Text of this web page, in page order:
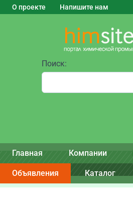
О проекте Напишите нам
Поиск:
Главная Компании
Объявления Каталог